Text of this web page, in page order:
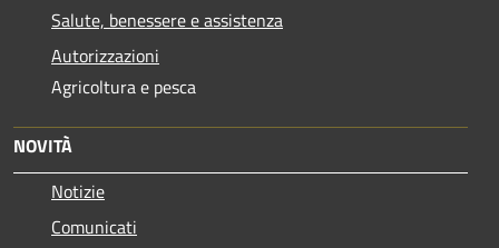
Salute, benessere e assistenza
Autorizzazioni
Agricoltura e pesca
NOVITÀ
Notizie
Comunicati